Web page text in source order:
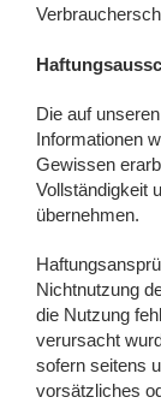
Die auf
Informationen
Gewissen
Vollständigkeit
übernehmen.
Nichtnutzung
die Nutzung
verursacht
sofern seitens
vorsätzliches